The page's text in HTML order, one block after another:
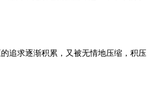
追求逐渐积累，又被无情地压缩，积压